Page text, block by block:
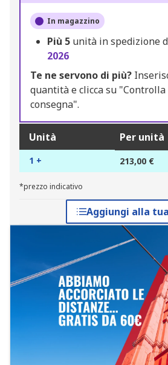
In magazzino
Più 5 unità in spedizione
2026
Te ne servono di più?
quantità e clicca su "Controlla
consegna".
Unità Per unità
1 + 213,00 €
*prezzo indicativo
Aggiungi alla